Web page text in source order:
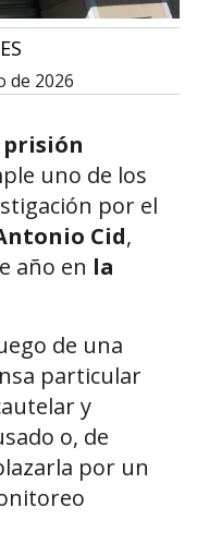
de 2026
prisión
uno de los
por el
Cid,
año en la
de una
particular
y
o, de
por un